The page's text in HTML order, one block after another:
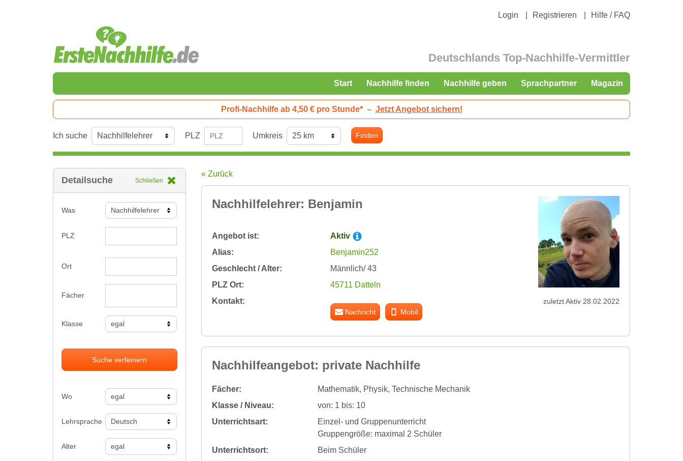
Login Registrieren Hilfe / FAQ
Deutschlands Top-Nachhilfe-Vermittler
Start Nachhilfe finden Nachhilfe geben Sprachpartner Magazin
Profi-Nachhilfe ab 4,50 € pro Stunde* – Jetzt Angebot sichern!
Ich suche PLZ Umkreis Finden
Detailsuche Schließen
Was
PLZ
Ort
Fächer
Klasse
Suche verfeinern
Wo
Lehrsprache
Alter
« Zurück
Nachhilfelehrer: Benjamin
Angebot ist:
Aktiv
Alias:
Benjamin252
Geschlecht / Alter:
Männlich/ 43
PLZ Ort:
45711 Datteln
Kontakt:
Nachricht Mobil
zuletzt Aktiv 28.02.2022
Nachhilfeangebot: private Nachhilfe
Fächer:
Mathematik, Physik, Technische Mechanik
Klasse / Niveau:
von: 1 bis: 10
Unterrichtsart:
Einzel- und Gruppenunterricht
Gruppengröße: maximal 2 Schüler
Unterrichtsort:
Beim Schüler